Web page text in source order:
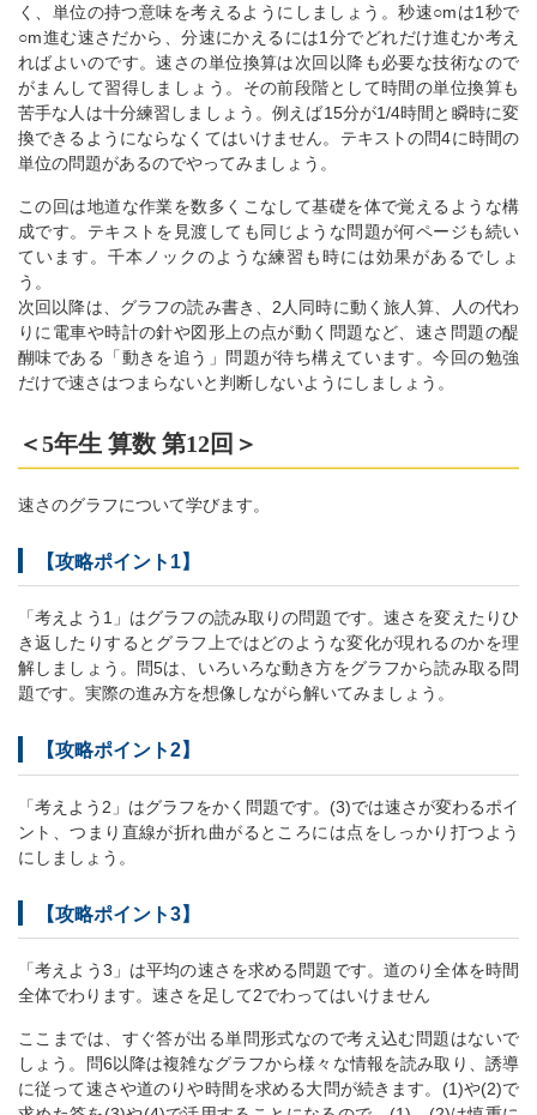
く、単位の持つ意味を考えるようにしましょう。秒速○mは1秒で
○m進む速さだから、分速にかえるには1分でどれだけ進むか考え
ればよいのです。速さの単位換算は次回以降も必要な技術なので
がまんして習得しましょう。その前段階として時間の単位換算も
苦手な人は十分練習しましょう。例えば15分が1/4時間と瞬時に変
換できるようにならなくてはいけません。テキストの問4に時間の
単位の問題があるのでやってみましょう。
この回は地道な作業を数多くこなして基礎を体で覚えるような構
成です。テキストを見渡しても同じような問題が何ページも続い
ています。千本ノックのような練習も時には効果があるでしょ
う。
次回以降は、グラフの読み書き、2人同時に動く旅人算、人の代わ
りに電車や時計の針や図形上の点が動く問題など、速さ問題の醍
醐味である「動きを追う」問題が待ち構えています。今回の勉強
だけで速さはつまらないと判断しないようにしましょう。
＜5年生 算数 第12回＞
速さのグラフについて学びます。
【攻略ポイント1】
「考えよう1」はグラフの読み取りの問題です。速さを変えたりひ
き返したりするとグラフ上ではどのような変化が現れるのかを理
解しましょう。問5は、いろいろな動き方をグラフから読み取る問
題です。実際の進み方を想像しながら解いてみましょう。
【攻略ポイント2】
「考えよう2」はグラフをかく問題です。(3)では速さが変わるポイ
ント、つまり直線が折れ曲がるところには点をしっかり打つよう
にしましょう。
【攻略ポイント3】
「考えよう3」は平均の速さを求める問題です。道のり全体を時間
全体でわります。速さを足して2でわってはいけません
ここまでは、すぐ答が出る単問形式なので考え込む問題はないで
しょう。問6以降は複雑なグラフから様々な情報を読み取り、誘導
に従って速さや道のりや時間を求める大問が続きます。(1)や(2)で